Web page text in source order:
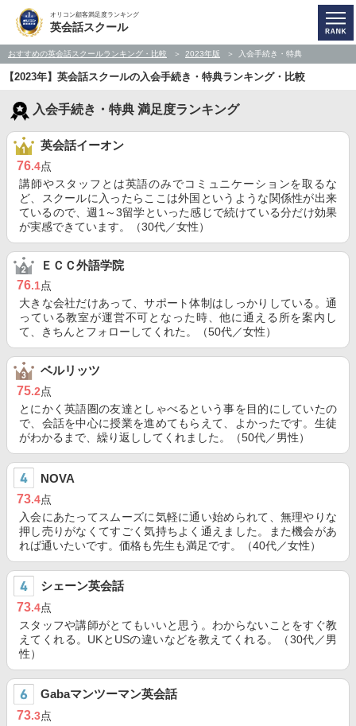
オリコン顧客満足度ランキング
英会話スクール
おすすめの英会話スクールランキング・比較 2023年版 入会手続き・特典
【2023年】英会話スクールの入会手続き・特典ランキング・比較
入会手続き・特典 満足度ランキング
英会話イーオン
76.4点
講師やスタッフとは英語のみでコミュニケーションを取るな
ど、スクールに入ったらここは外国というような関係性が出来
ているので、週1～3留学といった感じで続けている分だけ効果
が実感できています。（30代／女性）
ＥＣＣ外語学院
76.1点
大きな会社だけあって、サポート体制はしっかりしている。通
っている教室が運営不可となった時、他に通える所を案内し
て、きちんとフォローしてくれた。（50代／女性）
ベルリッツ
75.2点
とにかく英語圏の友達としゃべるという事を目的にしていたの
で、会話を中心に授業を進めてもらえて、よかったです。生徒
がわかるまで、繰り返ししてくれました。（50代／男性）
NOVA
73.4点
入会にあたってスムーズに気軽に通い始められて、無理やりな
押し売りがなくてすごく気持ちよく通えました。また機会があ
れば通いたいです。価格も先生も満足です。（40代／女性）
シェーン英会話
73.4点
スタッフや講師がとてもいいと思う。わからないことをすぐ教
えてくれる。UKとUSの違いなどを教えてくれる。（30代／男
性）
Gabaマンツーマン英会話
73.3点